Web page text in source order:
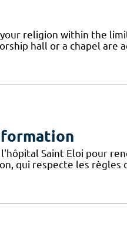
religion within the
hall or a chapel are
Saint Eloi pour
qui respecte les règles